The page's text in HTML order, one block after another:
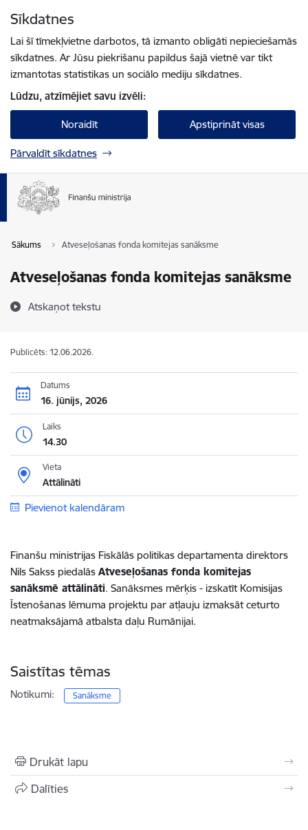
Sīkdatnes
Lai šī tīmekļvietne darbotos, tā izmanto obligāti nepieciešamās
sīkdatnes. Ar Jūsu piekrišanu papildus šajā vietnē var tikt
izmantotas statistikas un sociālo mediju sīkdatnes.
Lūdzu, atzīmējiet savu izvēli:
Noraidīt Apstiprināt visas
Pārvaldīt sīkdatnes
Sākums Atveseļošanas fonda komitejas sanāksme
Atveseļošanas fonda komitejas sanāksme
Atskaņot tekstu
Publicēts: 12.06.2026.
Datums
16. jūnijs, 2026
Laiks
14.30
Vieta
Attālināti
Pievienot kalendāram
Finanšu ministrijas Fiskālās politikas departamenta direktors
Nils Sakss piedalās Atveseļošanas fonda komitejas
sanāksmē attālināti. Sanāksmes mērķis - izskatīt Komisijas
Īstenošanas lēmuma projektu par atļauju izmaksāt ceturto
neatmaksājamā atbalsta daļu Rumānijai.
Saistītas tēmas
Notikumi: Sanāksme
Drukāt lapu
Dalīties